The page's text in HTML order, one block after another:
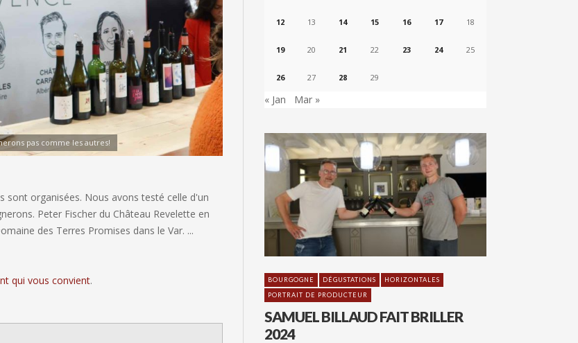
pas comme les autres!
sont organisées. Nous avons testé celle d'un
Peter Fischer du Château Revelette en
des Terres Promises dans le Var. ...
qui vous convient.
12 13 14 15 16 17 18
19 20 21 22 23 24 25
26 27 28 29
« Jan Mar »
BOURGOGNE DÉGUSTATIONS
HORIZONTALES
PORTRAIT DE PRODUCTEUR
SAMUEL BILLAUD FAIT BRILLER
2024